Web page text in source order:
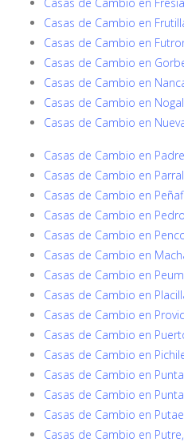
Casas de Cambio en
Casas de Cambio en
Casas de Cambio en
Casas de Cambio en
Casas de Cambio en
Casas de Cambio en
Casas de Cambio en
Casas de Cambio en
Casas de Cambio en
Casas de Cambio en
Casas de Cambio en
Casas de Cambio en
Casas de Cambio en
Casas de Cambio en
Casas de Cambio en
Casas de Cambio en
Casas de Cambio en
Casas de Cambio en
Casas de Cambio en
Casas de Cambio en
Casas de Cambio en